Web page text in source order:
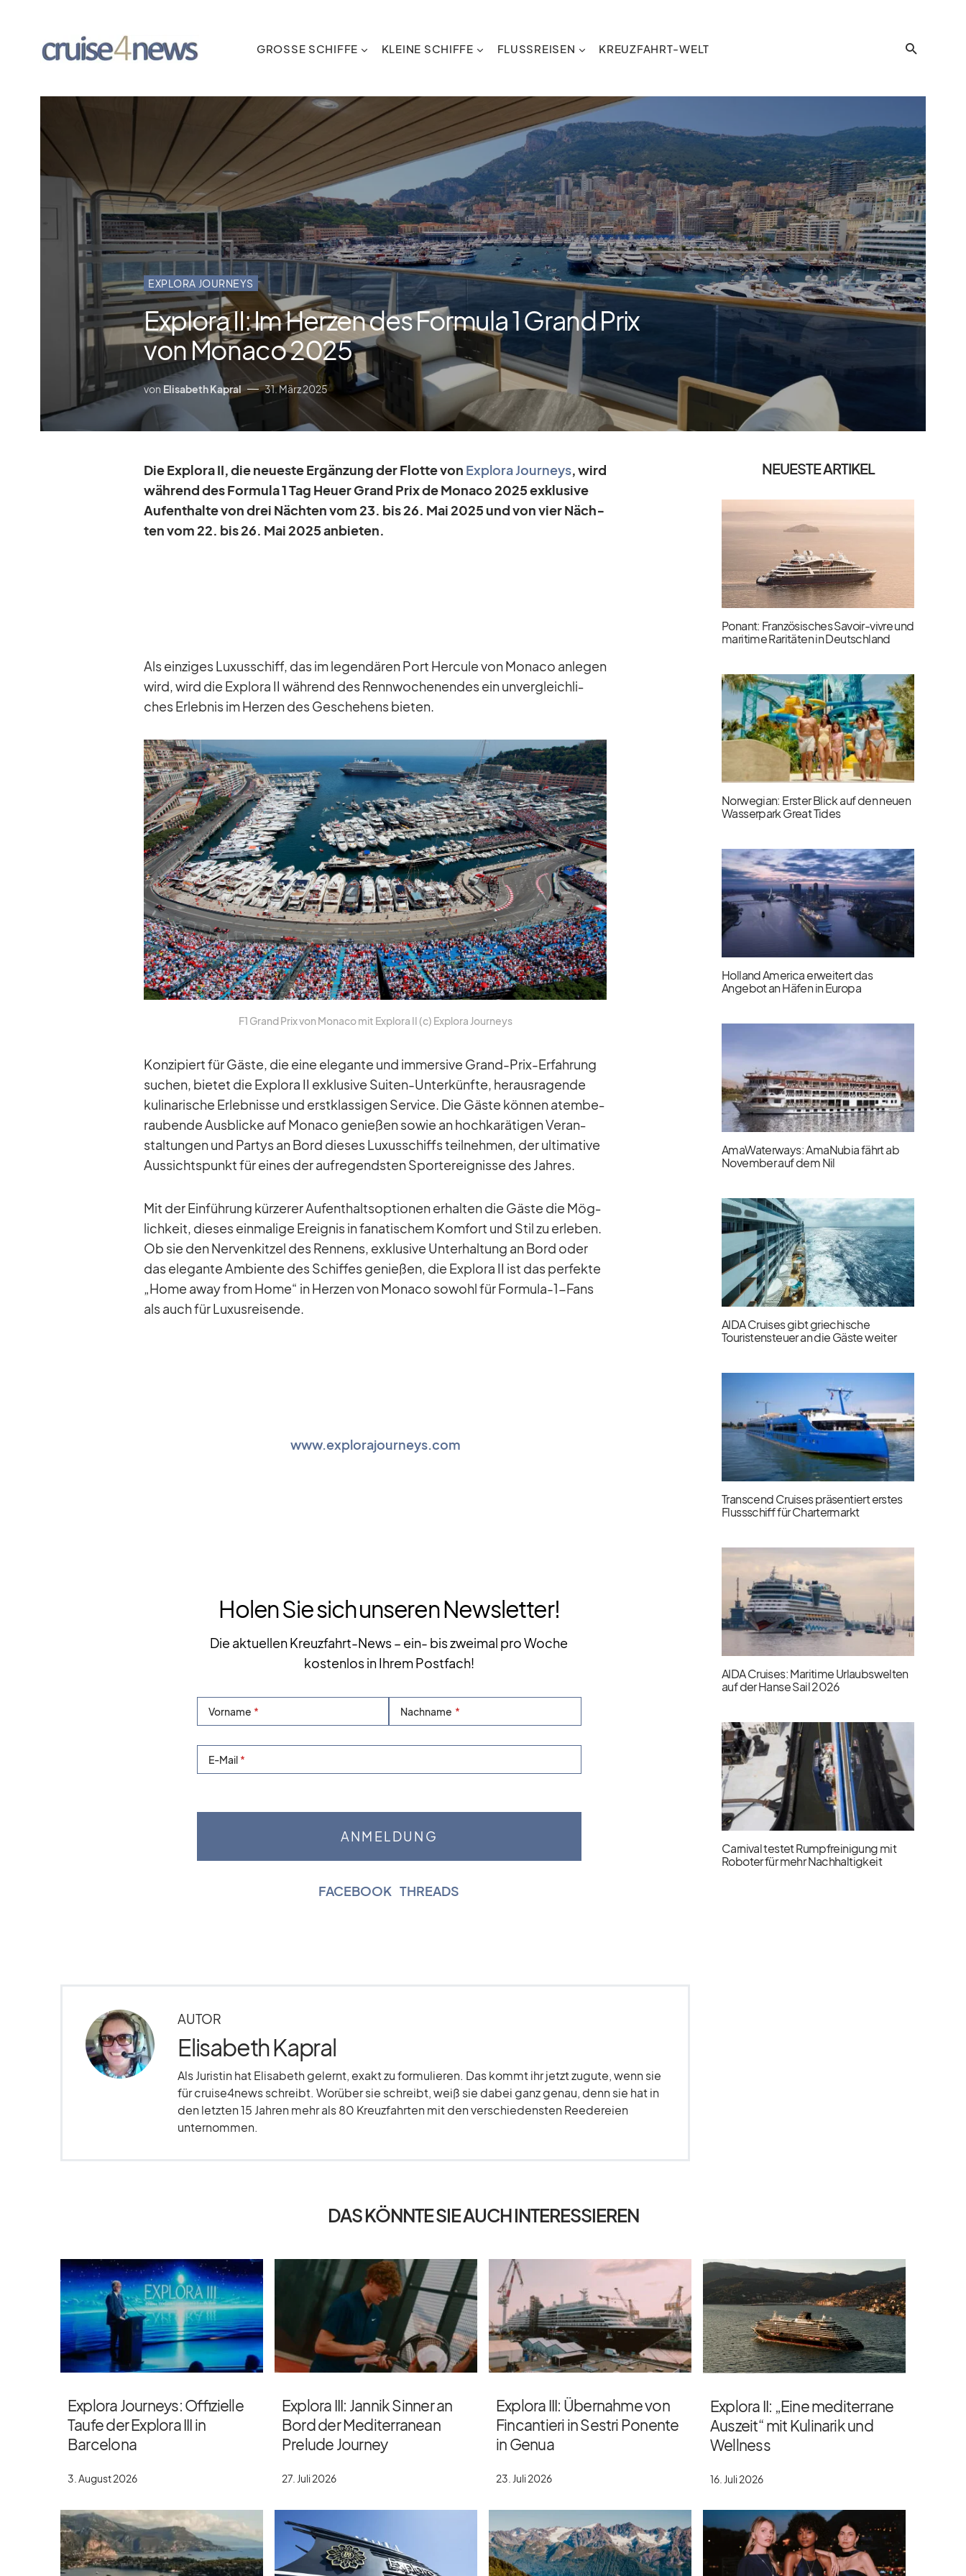
GROSSE SCHIFFE KLEINE SCHIFFE FLUSSREISEN KREUZFAHRT-WELT
EXPLORA JOURNEYS
Explora II: Im Herzen des Formula 1 Grand Prix
von Monaco 2025
von Elisabeth Kapral 31. März 2025
Die Ex­plora II, die neu­este Er­gän­zung der Flotte von Ex­plora Jour­neys, wird
wäh­rend des For­mula 1 Tag Heuer Grand Prix de Mo­naco 2025 ex­klu­sive
Auf­ent­halte von drei Näch­ten vom 23. bis 26. Mai 2025 und von vier Näch­
ten vom 22. bis 26. Mai 2025 an­bie­ten.
Als ein­zi­ges Lu­xus­schiff, das im le­gen­dä­ren Port Her­cule von Mo­naco an­le­gen
wird, wird die Ex­plora II wäh­rend des Renn­wo­chen­en­des ein un­ver­gleich­li­
ches Er­leb­nis im Her­zen des Ge­sche­hens bie­ten.
F1 Grand Prix von Mo­naco mit Ex­plora II (c) Ex­plora Jour­neys
Kon­zi­piert für Gäste, die eine ele­gante und im­mersive Grand-Prix-Er­fah­rung
su­chen, bie­tet die Ex­plora II ex­klu­sive Sui­ten-Un­ter­künfte, her­aus­ra­gende
ku­li­na­ri­sche Er­leb­nisse und erst­klas­si­gen Ser­vice. Die Gäste kön­nen atem­be­
rau­bende Aus­bli­cke auf Mo­naco ge­nie­ßen so­wie an hoch­ka­rä­ti­gen Ver­an­
stal­tun­gen und Par­tys an Bord die­ses Lu­xus­schiffs teil­neh­men, der ul­ti­ma­tive
Aus­sichts­punkt für ei­nes der auf­re­gends­ten Sport­er­eig­nisse des Jah­res.
Mit der Ein­füh­rung kür­ze­rer Auf­ent­halts­op­tio­nen er­hal­ten die Gäste die Mög­
lich­keit, die­ses ein­ma­lige Er­eig­nis in fa­na­ti­schem Kom­fort und Stil zu er­le­ben.
Ob sie den Ner­ven­kit­zel des Ren­nens, ex­klu­sive Un­ter­hal­tung an Bord oder
das ele­gante Am­bi­ente des Schif­fes ge­nie­ßen, die Ex­plora II ist das per­fekte
„Home away from Home“ in Her­zen von Mo­naco so­wohl für For­mula-1-Fans
als auch für Lu­xus­rei­sende.
www.explorajourneys.com
Holen Sie sich unseren Newsletter!
Die aktuellen Kreuzfahrt-News – ein- bis zweimal pro Woche
kostenlos in Ihrem Postfach!
Vorname Nachname
E-Mail
FACEBOOK |THREADS
AUTOR
Elisabeth Kapral
Als Juristin hat Elisabeth gelernt, exakt zu formulieren. Das kommt ihr jetzt zugute, wenn sie
für cruise4news schreibt. Worüber sie schreibt, weiß sie dabei ganz genau, denn sie hat in
den letzten 15 Jahren mehr als 80 Kreuzfahrten mit den verschiedensten Reedereien
unternommen.
NEUESTE ARTIKEL
Ponant: Französisches Savoir-vivre und
maritime Raritäten in Deutschland
Norwegian: Erster Blick auf den neuen
Wasserpark Great Tides
Holland America erweitert das
Angebot an Häfen in Europa
AmaWaterways: AmaNubia fährt ab
November auf dem Nil
AIDA Cruises gibt griechische
Touristensteuer an die Gäste weiter
Transcend Cruises präsentiert erstes
Flussschiff für Chartermarkt
AIDA Cruises: Maritime Urlaubswelten
auf der Hanse Sail 2026
Carnival testet Rumpfreinigung mit
Roboter für mehr Nachhaltigkeit
DAS KÖNNTE SIE AUCH INTERESSIEREN
Explora Journeys: Offizielle
Taufe der Explora III in
Barcelona
3. August 2026
Explora III: Jannik Sinner an
Bord der Mediterranean
Prelude Journey
27. Juli 2026
Explora III: Übernahme von
Fincantieri in Sestri Ponente
in Genua
23. Juli 2026
Explora II: „Eine mediterrane
Auszeit“ mit Kulinarik und
Wellness
16. Juli 2026